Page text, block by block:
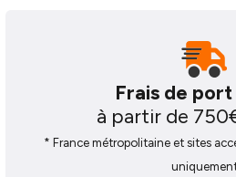
Frais de
à partir de
* France métropolitaine et sites